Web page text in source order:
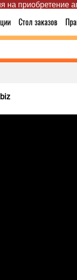
на приобретение
Стол заказов